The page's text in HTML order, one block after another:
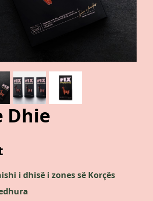
Dhie
i dhisë i zones së Korçës